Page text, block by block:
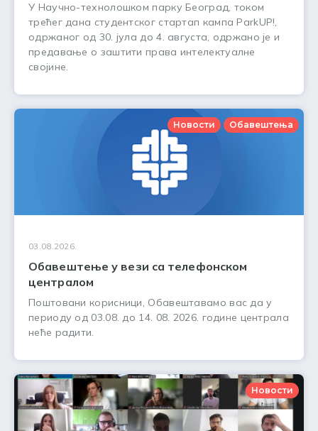
У Научно-технолошком парку Београд, током
трећег дана студентског стартап кампа ParkUP!,
одржаног од 30. јула до 4. августа, одржано је и
предавање о заштити права интелектуалне
својине.
Новости Обавештења
03.08.2026.
Обавештење у вези са телефонском
централом
Поштовани корисници, Обавештавамо вас да у
периоду од 03.08. до 14. 08. 2026. године централа
неће радити.
Новости